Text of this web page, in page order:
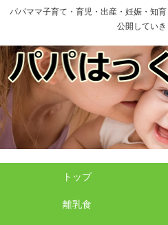
パパママ子育て・育児・出産・妊娠・知
公開していき
トップ
離乳食